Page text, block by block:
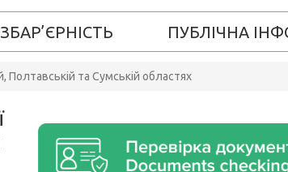
ПУБЛІЧНА
Полтавській та Сумській областях